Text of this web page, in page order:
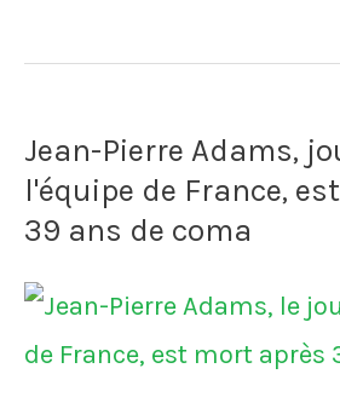
joueur
au
club
de
Hatayspor,
Jean-Pierre Adams,
l'équipe de France,
39 ans de coma